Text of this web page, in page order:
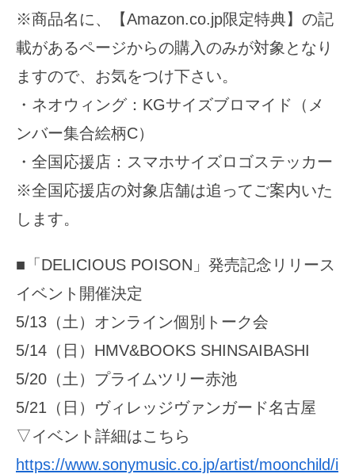
※商品名に、【Amazon.co.jp限定特典】の記
載があるページからの購入のみが対象となり
ますので、お気をつけ下さい。
・ネオウィング：KGサイズブロマイド（メ
ンバー集合絵柄C）
・全国応援店：スマホサイズロゴステッカー
※全国応援店の対象店舗は追ってご案内いた
します。
■「DELICIOUS POISON」発売記念リリース
イベント開催決定
5/13（土）オンライン個別トーク会
5/14（日）HMV&BOOKS SHINSAIBASHI
5/20（土）プライムツリー赤池
5/21（日）ヴィレッジヴァンガード名古屋
▽イベント詳細はこちら
https://www.sonymusic.co.jp/artist/moonchild/i